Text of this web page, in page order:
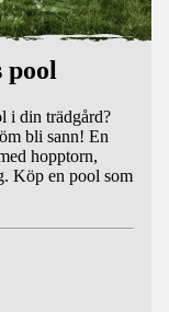
pool
i din trädgård?
bli sann! En
hopptorn,
Köp en pool som